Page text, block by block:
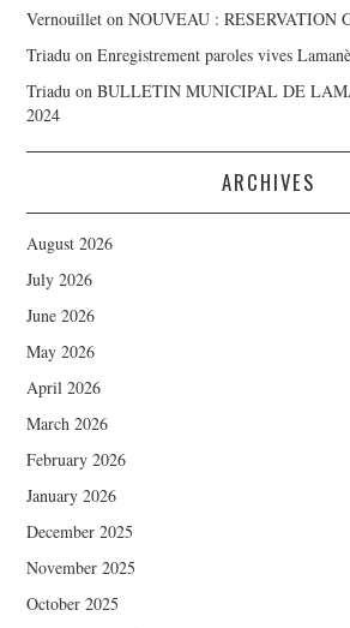
Vernouillet onNOUVEAU : RESERVATION
Triadu onEnregistrement paroles vives
Triadu onBULLETIN MUNICIPAL DE
2024
ARCHIVES
August 2026
July 2026
June 2026
May 2026
April 2026
March 2026
February 2026
January 2026
December 2025
November 2025
October 2025